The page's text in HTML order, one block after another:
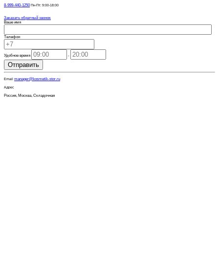
8-999-440-1250 Пн-Пт: 9:00-18:00
Заказать обратный звонок
Ваше имя
Телефон
Удобное время -
Отправить
Email manager@kosmetik-stor.ru
Адрес
Россия, Москва, Складочная